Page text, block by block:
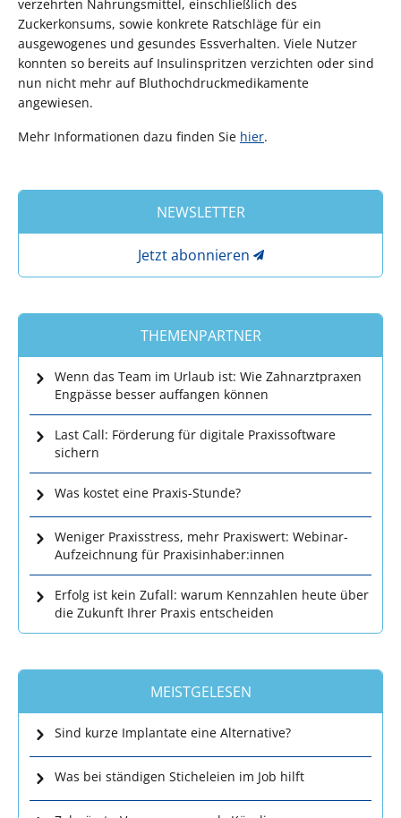
verzehrten Nahrungsmittel, einschließlich des
Zuckerkonsums, sowie konkrete Ratschläge für ein
ausgewogenes und gesundes Essverhalten. Viele Nutzer
konnten so bereits auf Insulinspritzen verzichten oder sind
nun nicht mehr auf Bluthochdruckmedikamente
angewiesen.
Mehr Informationen dazu finden Sie hier.
NEWSLETTER
Jetzt abonnieren
THEMENPARTNER
Wenn das Team im Urlaub ist: Wie Zahnarztpraxen
Engpässe besser auffangen können
Last Call: Förderung für digitale Praxissoftware
sichern
Was kostet eine Praxis-Stunde?
Weniger Praxisstress, mehr Praxiswert: Webinar-
Aufzeichnung für Praxisinhaber:innen
Erfolg ist kein Zufall: warum Kennzahlen heute über
die Zukunft Ihrer Praxis entscheiden
MEISTGELESEN
Sind kurze Implantate eine Alternative?
Was bei ständigen Sticheleien im Job hilft